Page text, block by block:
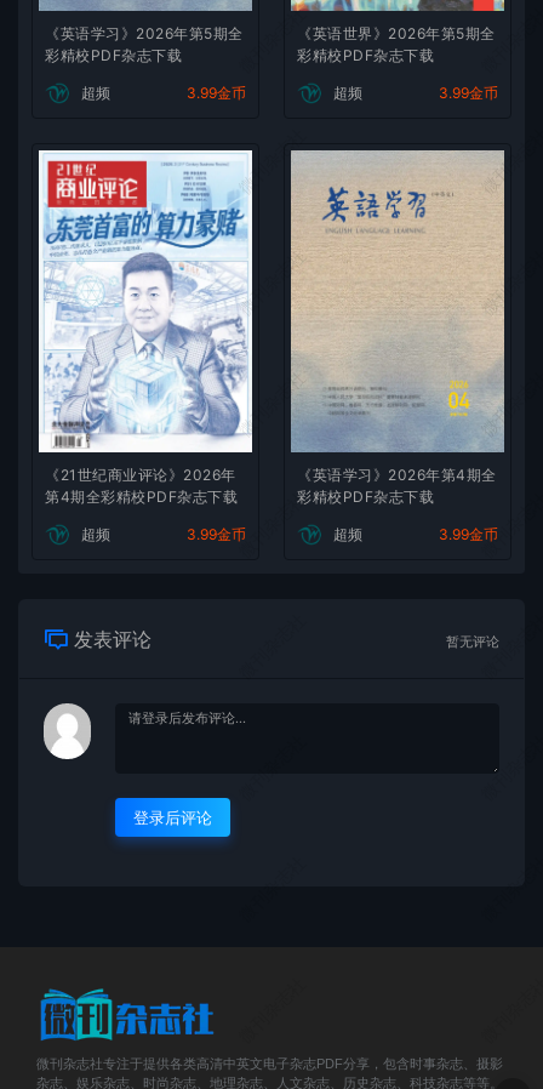
《英语学习》2026年第5期全
彩精校PDF杂志下载
超频 3.99金币
《英语世界》2026年第5期全
彩精校PDF杂志下载
超频 3.99金币
《21世纪商业评论》2026年
第4期全彩精校PDF杂志下载
超频 3.99金币
《英语学习》2026年第4期全
彩精校PDF杂志下载
超频 3.99金币
发表评论 暂无评论
登录后评论
微刊杂志社专注于提供各类高清中英文电子杂志PDF分享，包含时事杂志、摄影
杂志、娱乐杂志、时尚杂志、地理杂志、人文杂志、历史杂志、科技杂志等等。
微刊杂志社
微刊杂
微刊杂志社
微刊杂
微刊杂志社
微刊杂
微刊杂志社
微刊杂
微刊杂志社
微刊杂
微刊杂
微刊杂